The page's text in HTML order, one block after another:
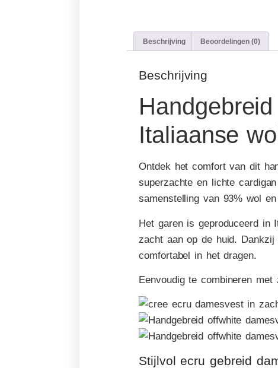
Beschrijving Beoordelingen (0)
Beschrijving
Italiaanse
Ontdek het comfort van dit
superzachte en lichte
samenstelling van 93% wol
Het garen is geproduceerd in
zacht aan op de huid.
comfortabel in het dragen.
Eenvoudig te combineren
Stijlvol ecru gebreid